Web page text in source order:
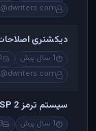
دیکشنری
1 سال پیش
سیستم ترمز ESP 2
1 سال پیش